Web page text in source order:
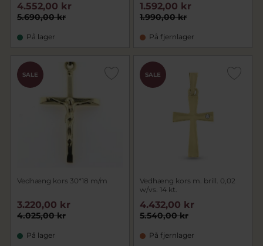
5.690,00 kr
4.552,00 kr
På lager
1.990,00 kr
1.592,00 kr
På fjernlager
SALE
Vedhæng kors 30*18 m/m
4.025,00 kr
3.220,00 kr
På lager
SALE
Vedhæng kors m. brill. 0,02
w/vs. 14 kt.
5.540,00 kr
4.432,00 kr
På fjernlager